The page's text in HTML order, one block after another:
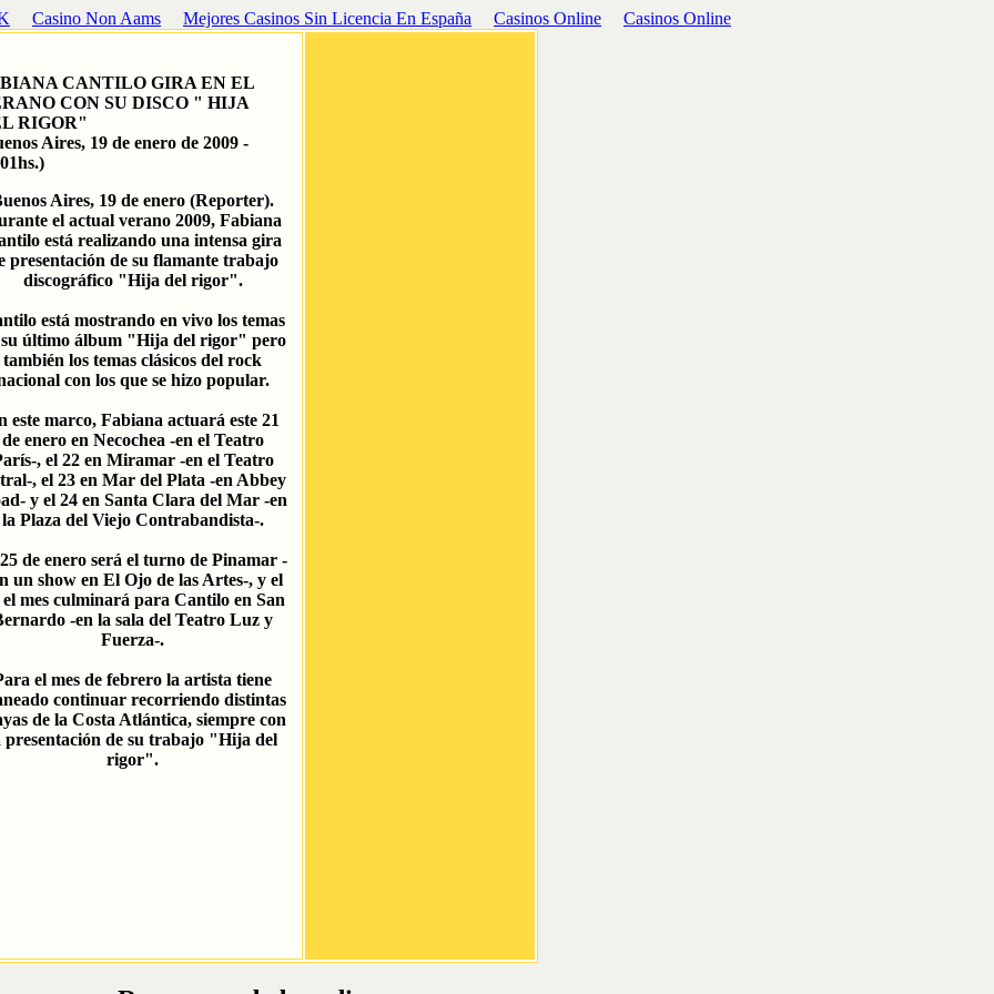
Casino Non Aams Mejores Casinos Sin Licencia En España Casinos Online Casinos Online
CANTILO GIRA EN EL
CON SU DISCO " HIJA
RIGOR"
Aires, 19 de enero de 2009 -
.)
Aires, 19 de enero (Reporter).
el actual verano 2009, Fabiana
está realizando una intensa gira
presentación de su flamante trabajo
discográfico "Hija del rigor".
está mostrando en vivo los temas
su último álbum "Hija del rigor" pero
también los temas clásicos del rock
con los que se hizo popular.
este marco, Fabiana actuará este 21
de enero en Necochea -en el Teatro
, el 22 en Miramar -en el Teatro
, el 23 en Mar del Plata -en Abbey
y el 24 en Santa Clara del Mar -en
la Plaza del Viejo Contrabandista-.
de enero será el turno de Pinamar -
un show en El Ojo de las Artes-, y el
el mes culminará para Cantilo en San
-en la sala del Teatro Luz y
Fuerza-.
el mes de febrero la artista tiene
continuar recorriendo distintas
de la Costa Atlántica, siempre con
presentación de su trabajo "Hija del
rigor".